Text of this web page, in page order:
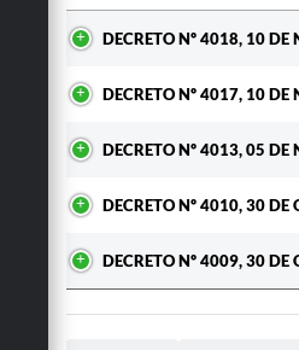
DECRETO Nº 4018, 10 DE
DECRETO Nº 4017, 10 DE
DECRETO Nº 4013, 05 DE
DECRETO Nº 4010, 30 DE
DECRETO Nº 4009, 30 DE